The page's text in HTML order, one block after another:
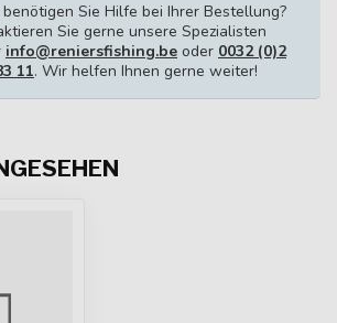
benötigen Sie Hilfe bei Ihrer Bestellung?
Sie gerne unsere Spezialisten
info@reniersfishing.be oder 0032 (0)2
11. Wir helfen Ihnen gerne weiter!